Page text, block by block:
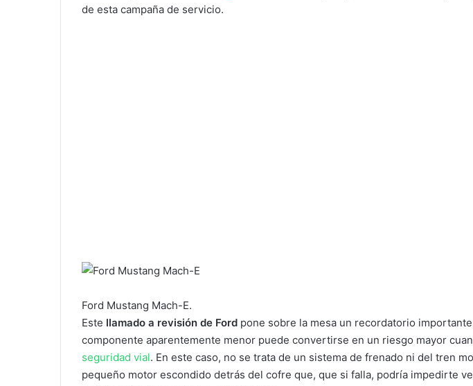
de esta campaña de servicio.
Ford Mustang Mach-E.
Este llamado a revisión de Ford pone sobre la mesa un recordatorio
componente aparentemente menor puede convertirse en un riesgo mayor
seguridad vial. En este caso, no se trata de un sistema de frenado ni del tren
pequeño motor escondido detrás del cofre que, que si falla, podría impedirte